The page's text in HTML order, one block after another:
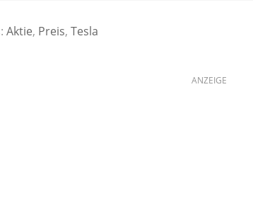
Aktie, Preis, Tesla
ANZEIGE